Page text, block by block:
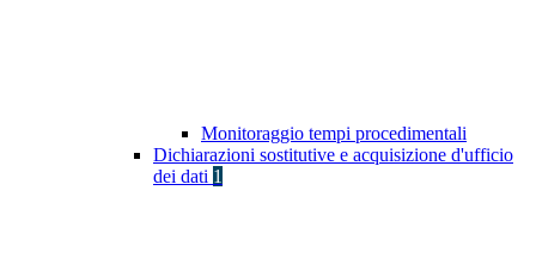
Monitoraggio tempi procedimentali
Dichiarazioni sostitutive e acquisizione d'ufficio
dei dati 1